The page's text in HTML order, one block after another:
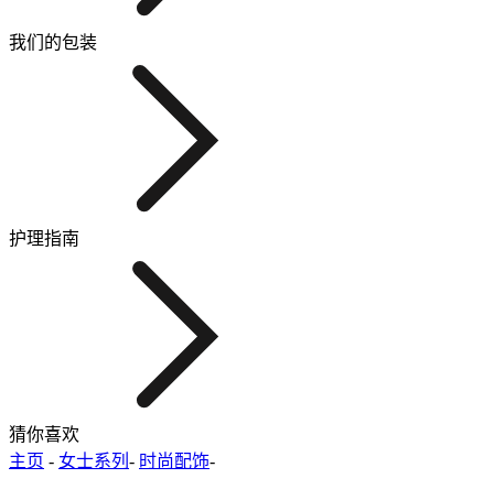
我们的包装
护理指南
猜你喜欢
主页 - 女士系列 - 时尚配饰-